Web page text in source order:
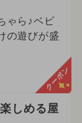
ゃら♪ベビ
の遊びが盛
クーポン
しめる屋